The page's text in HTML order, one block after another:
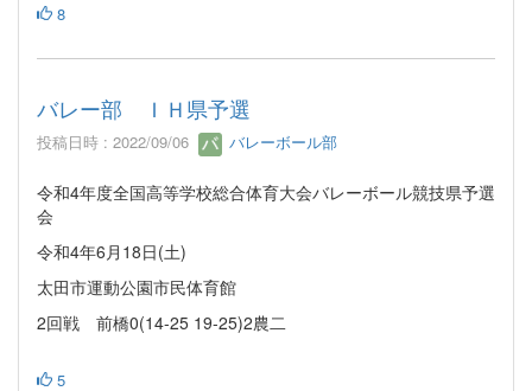
8
バレー部 ＩＨ県予選
投稿日時 : 2022/09/06 バレーボール部
令和4年度全国高等学校総合体育大会バレーボール競技県予選
会
令和4年6月18日(土)
太田市運動公園市民体育館
2回戦 前橋0(14-25 19-25)2農二
5